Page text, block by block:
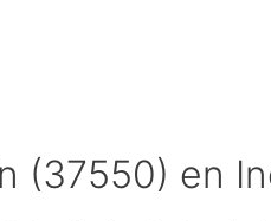
(37550) en